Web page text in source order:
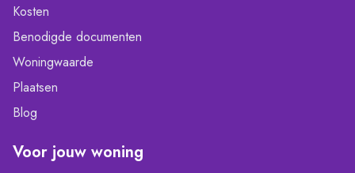
Kosten
Benodigde documenten
Woningwaarde
Plaatsen
Blog
Voor jouw woning